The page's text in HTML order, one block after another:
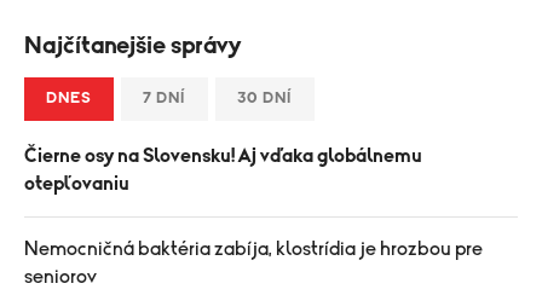
Najčítanejšie správy
DNES 7 DNÍ 30 DNÍ
Čierne osy na Slovensku! Aj vďaka globálnemu
otepľovaniu
Nemocničná baktéria zabíja, klostrídia je hrozbou pre
seniorov